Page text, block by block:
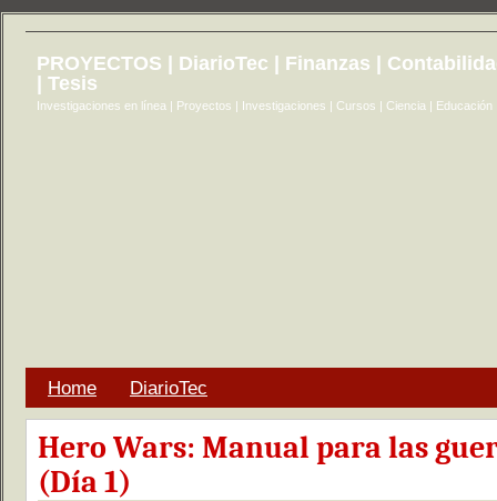
PROYECTOS | DiarioTec | Finanzas |
| Tesis
Investigaciones en línea | Proyectos | Investigaciones | Cursos | Ciencia | Educación
Home DiarioTec
Hero Wars: Manual para las
(Día 1)